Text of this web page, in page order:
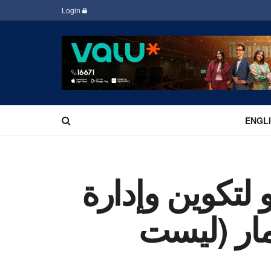
وإدارة
(ليست